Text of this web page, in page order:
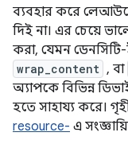
ব্যবহার করে
দিই না। এর চেয়ে
করা, যেমন ডেনসিটি-
wrap_content , বা
অ্যাপকে বিভিন্ন
হতে সাহায্য করে।
resource- এ